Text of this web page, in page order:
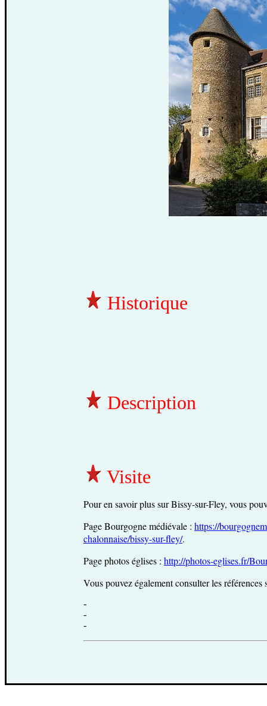
Historique
Description
Visite
Pour en savoir plus sur Bissy-sur-Fley, vous
Page Bourgogne médiévale : https://
chalonnaise/bissy-sur-fley/.
Page photos églises : http://photos-eglises.fr/
Vous pouvez également consulter les références
-
-
-